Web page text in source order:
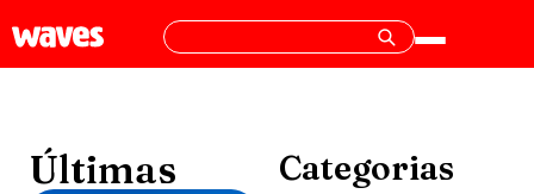
Últimas Categorias